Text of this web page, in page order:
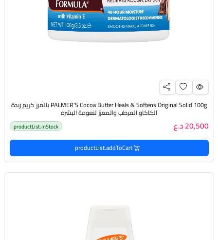
PALMER'S Cocoa Butter Heals & Softens Original Solid 100g بالمرز كريم زبدة
الكاكاو المرطب والمعزز لنعومة البشرة
20,500 د.ع productList.inStock
productList.addToCart